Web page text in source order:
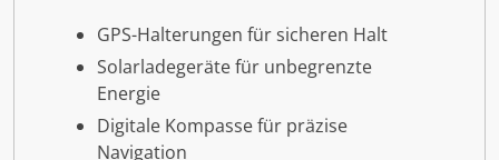
GPS-Halterungen für sicheren Halt
Solarladegeräte für unbegrenzte
Energie
Digitale Kompasse für präzise
Navigation